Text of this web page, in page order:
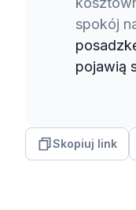
spokój
pojawią
Skopiuj link